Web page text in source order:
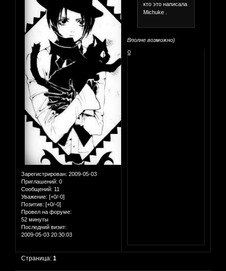
Зарегистрирован: 2009-05-03
Приглашений: 0
Сообщений: 11
Уважение: [+0/-0]
Позитив: [+0/-0]
Провел на форуме:
52 минуты
Последний визит:
2009-05-03 20:30:03
кто это написала
Michuke .
Вполне возможно)
0
Страница:1